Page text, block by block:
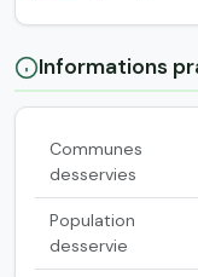
Informations
Communes
desservies
Population
desservie